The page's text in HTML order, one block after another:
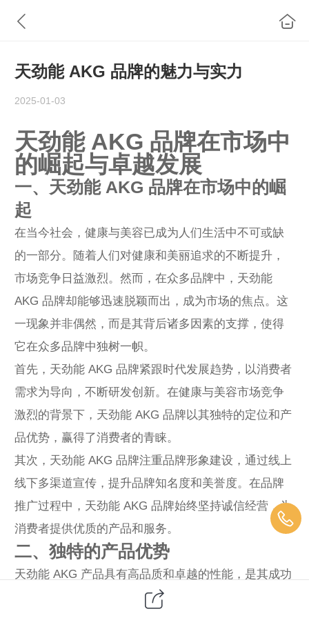
天劲能 AKG 品牌的魅力与实力
2025-01-03
天劲能 AKG 品牌在市场中
的崛起与卓越发展
一、天劲能 AKG 品牌在市场中的崛
起
在当今社会，健康与美容已成为人们生活中不可或缺
的一部分。随着人们对健康和美丽追求的不断提升，
市场竞争日益激烈。然而，在众多品牌中，天劲能
AKG 品牌却能够迅速脱颖而出，成为市场的焦点。这
一现象并非偶然，而是其背后诸多因素的支撑，使得
它在众多品牌中独树一帜。
首先，天劲能 AKG 品牌紧跟时代发展趋势，以消费者
需求为导向，不断研发创新。在健康与美容市场竞争
激烈的背景下，天劲能 AKG 品牌以其独特的定位和产
品优势，赢得了消费者的青睐。
其次，天劲能 AKG 品牌注重品牌形象建设，通过线上
线下多渠道宣传，提升品牌知名度和美誉度。在品牌
推广过程中，天劲能 AKG 品牌始终坚持诚信经营，为
消费者提供优质的产品和服务。
二、独特的产品优势
天劲能 AKG 产品具有高品质和卓越的性能，是其成功
的关键因素之一。每颗产品都含有特定剂量的 AKG 和